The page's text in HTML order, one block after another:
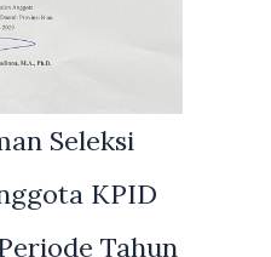
Seleksi
KPID
Tahun